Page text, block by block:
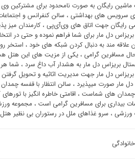
ماشین رایگان به صورت نامحدود برای مشترکین
سرویس های بهداشتی ، سالن کنفرانس و
دل مار برای شما فراهم نموده و حتی در
علاقه مند به دنبال کردن شبکه های خود ،
مسافرین گرامی ، یکی از مزیت های این هتل
بریزاس دل مار به هشدار آب داغ سرد ، شما هر
دل مار جهت مدیریت اثاثیه و تحویل
دل مار صورت میپذیرد ، سالن انتظار با قفسه
چمدان های شماست ، اقامتی خاطره انگیز با
بیداری برای مسافرین گرامی است ، مجموعه
ورزشی ، سرو غذاهای ملل در رستوران بی نظیر